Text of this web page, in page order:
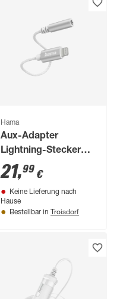
Hama
Aux-Adapter
Lightning-Stecker
mit 3,5 mm
Klinkenkupplung
weiß
21,99 €
Keine Lieferung nach
Hause
Bestellbar in Troisdorf